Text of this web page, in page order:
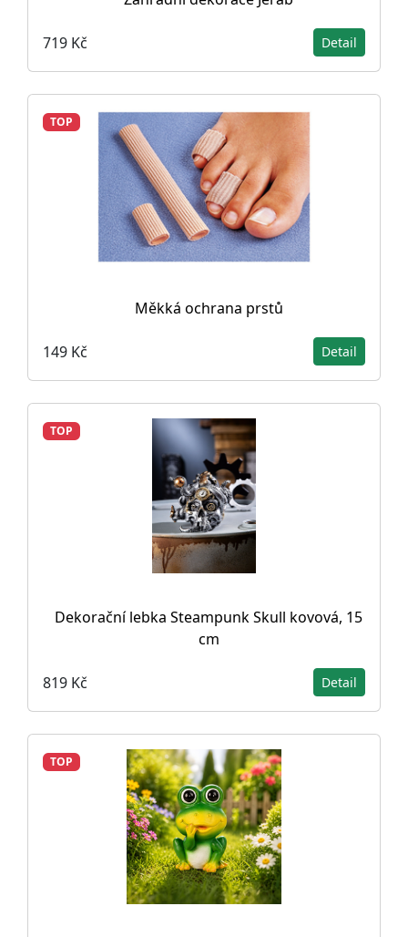
719 Kč Detail
TOP
Měkká ochrana prstů
149 Kč Detail
TOP
Dekorační lebka Steampunk Skull kovová, 15
cm
819 Kč Detail
TOP